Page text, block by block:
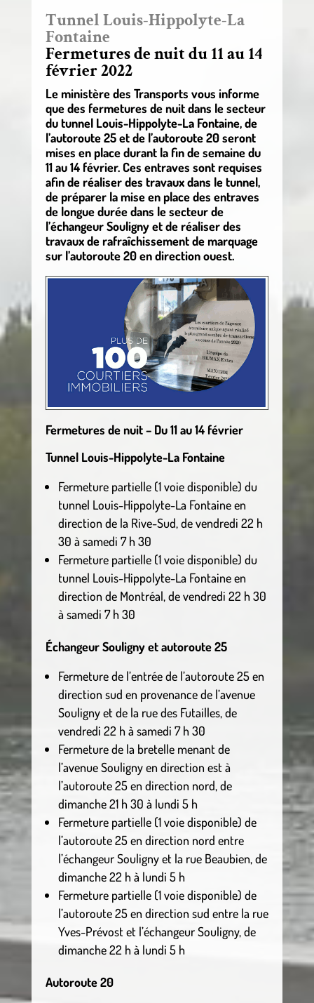
Tunnel Louis-Hippolyte-La
Fontaine
Fermetures de nuit du 11 au 14
février 2022
Le ministère des Transports vous informe
que des fermetures de nuit dans le secteur
du tunnel Louis-Hippolyte-La Fontaine, de
l’autoroute 25 et de l’autoroute 20 seront
mises en place durant la fin de semaine du
11 au 14 février. Ces entraves sont requises
afin de réaliser des travaux dans le tunnel,
de préparer la mise en place des entraves
de longue durée dans le secteur de
l’échangeur Souligny et de réaliser des
travaux de rafraîchissement de marquage
sur l’autoroute 20 en direction ouest.
Fermetures de nuit – Du 11 au 14 février
Tunnel Louis-Hippolyte-La Fontaine
Fermeture partielle (1 voie disponible) du
tunnel Louis-Hippolyte-La Fontaine en
direction de la Rive-Sud, de vendredi 22 h
30 à samedi 7 h 30
Fermeture partielle (1 voie disponible) du
tunnel Louis-Hippolyte-La Fontaine en
direction de Montréal, de vendredi 22 h 30
à samedi 7 h 30
Échangeur Souligny et autoroute 25
Fermeture de l’entrée de l’autoroute 25 en
direction sud en provenance de l’avenue
Souligny et de la rue des Futailles, de
vendredi 22 h à samedi 7 h 30
Fermeture de la bretelle menant de
l’avenue Souligny en direction est à
l’autoroute 25 en direction nord, de
dimanche 21 h 30 à lundi 5 h
Fermeture partielle (1 voie disponible) de
l’autoroute 25 en direction nord entre
l’échangeur Souligny et la rue Beaubien, de
dimanche 22 h à lundi 5 h
Fermeture partielle (1 voie disponible) de
l’autoroute 25 en direction sud entre la rue
Yves-Prévost et l’échangeur Souligny, de
dimanche 22 h à lundi 5 h
Autoroute 20